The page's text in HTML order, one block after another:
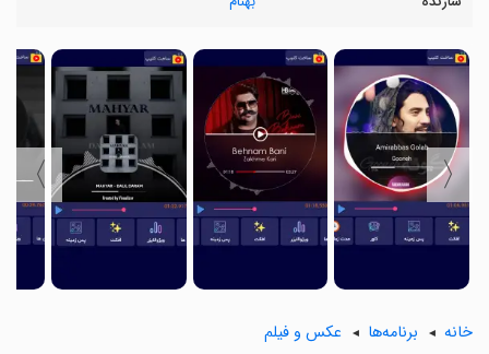
〈
〉
خانه برنامه‌ها عکس و فیلم